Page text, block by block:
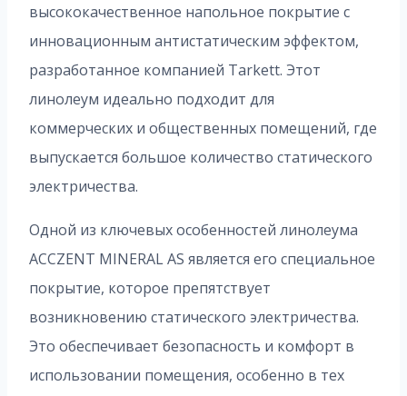
высококачественное напольное покрытие с
инновационным антистатическим эффектом,
разработанное компанией Tarkett. Этот
линолеум идеально подходит для
коммерческих и общественных помещений, где
выпускается большое количество статического
электричества.
Одной из ключевых особенностей линолеума
ACCZENT MINERAL AS является его специальное
покрытие, которое препятствует
возникновению статического электричества.
Это обеспечивает безопасность и комфорт в
использовании помещения, особенно в тех